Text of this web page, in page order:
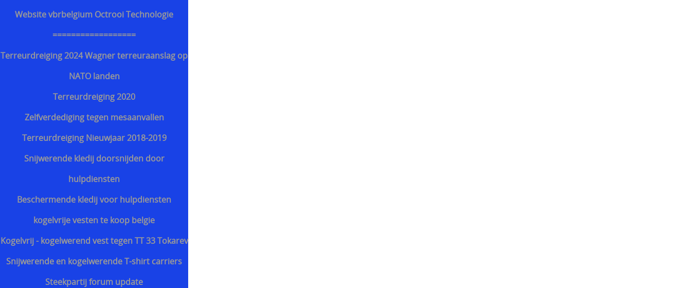
Website vbrbelgium Octrooi Technologie
==================
Terreurdreiging 2024 Wagner terreuraanslag op
NATO landen
Terreurdreiging 2020
Zelfverdediging tegen mesaanvallen
Terreurdreiging Nieuwjaar 2018-2019
Snijwerende kledij doorsnijden door
hulpdiensten
Beschermende kledij voor hulpdiensten
kogelvrije vesten te koop belgie
Kogelvrij - kogelwerend vest tegen TT 33 Tokarev
Snijwerende en kogelwerende T-shirt carriers
Steekpartij forum update